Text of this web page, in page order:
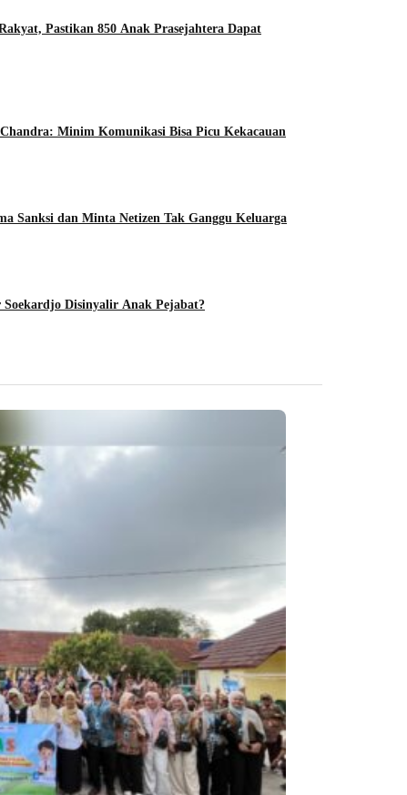
Pastikan 850 Anak Prasejahtera Dapat
Minim Komunikasi Bisa Picu Kekacauan
Sanksi dan Minta Netizen Tak Ganggu Keluarga
Soekardjo Disinyalir Anak Pejabat?